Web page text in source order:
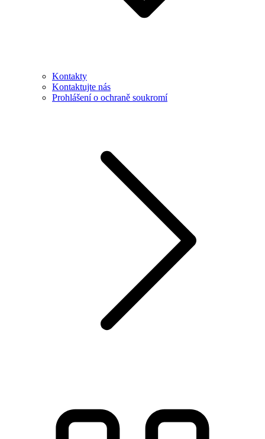
Kontakty
Kontaktujte nás
Prohlášení o ochraně soukromí